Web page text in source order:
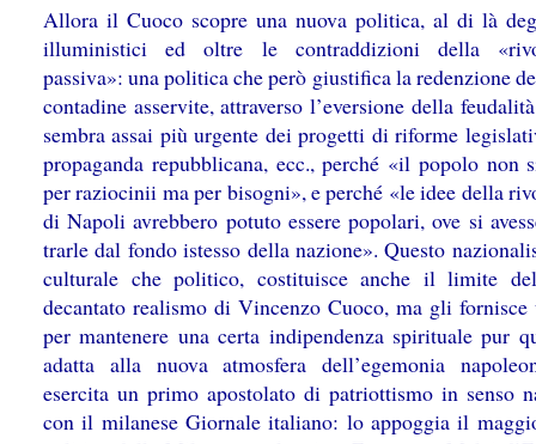
Allora il Cuoco scopre una nuova politica, al di là
illuministici ed oltre le contraddizioni della
passiva»: una politica che però giustifica la redenzione
contadine asservite, attraverso l’eversione della
sembra assai più urgente dei progetti di riforme
propaganda repubblicana, ecc., perché «il popolo non
per raziocinii ma per bisogni», e perché «le idee della
di Napoli avrebbero potuto essere popolari, ove si
trarle dal fondo istesso della nazione». Questo
culturale che politico, costituisce anche il limite
decantato realismo di Vincenzo Cuoco, ma gli fornisce
per mantenere una certa indipendenza spirituale pur
adatta alla nuova atmosfera dell’egemonia
esercita un primo apostolato di patriottismo in senso
con il milanese Giornale italiano: lo appoggia il